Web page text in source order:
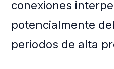
conexiones
potencialmente
periodos de alta